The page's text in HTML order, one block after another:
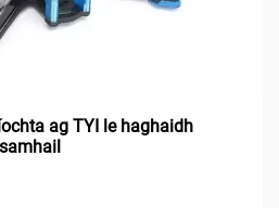
ag TYI le haghaidh